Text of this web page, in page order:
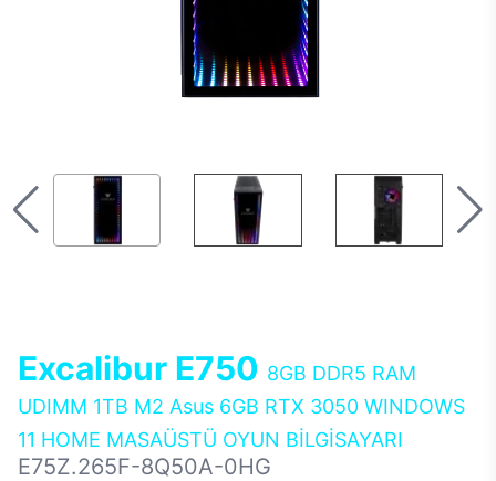
Excalibur E750 8GB DDR5 RAM
UDIMM 1TB M2 Asus 6GB RTX 3050 WINDOWS
11 HOME MASAÜSTÜ OYUN BİLGİSAYARI
E75Z.265F-8Q50A-0HG